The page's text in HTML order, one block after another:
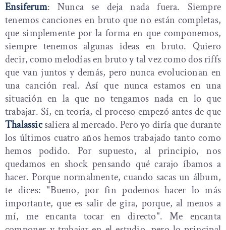
Ensiferum: Nunca se deja nada fuera. Siempre
tenemos canciones en bruto que no están completas,
que simplemente por la forma en que componemos,
siempre tenemos algunas ideas en bruto. Quiero
decir, como melodías en bruto y tal vez como dos riffs
que van juntos y demás, pero nunca evolucionan en
una canción real. Así que nunca estamos en una
situación en la que no tengamos nada en lo que
trabajar. Sí, en teoría, el proceso empezó antes de que
Thalassicsaliera al mercado. Pero yo diría que durante
los últimos cuatro años hemos trabajado tanto como
hemos podido. Por supuesto, al principio, nos
quedamos en shock pensando qué carajo íbamos a
hacer. Porque normalmente, cuando sacas un álbum,
te dices: "Bueno, por fin podemos hacer lo más
importante, que es salir de gira, porque, al menos a
mí, me encanta tocar en directo". Me encanta